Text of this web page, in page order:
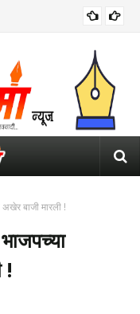
अखेर बाजी मारली !
!